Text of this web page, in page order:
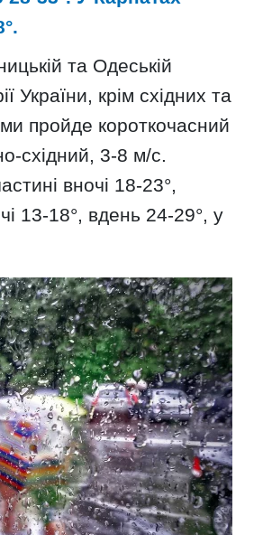
та Одеській
України, крім східних та
пройде короткочасний
східний, 3-8 м/с.
вночі 18-23°,
13-18°, вдень 24-29°, у